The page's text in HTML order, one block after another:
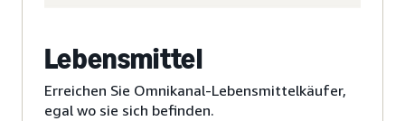
Lebensmittel
Erreichen Sie Omnikanal-Lebensmittelkäufer,
egal wo sie sich befinden.